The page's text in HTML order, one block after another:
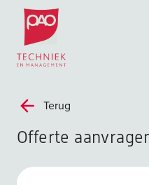
Postacademische
Terug
Offerte